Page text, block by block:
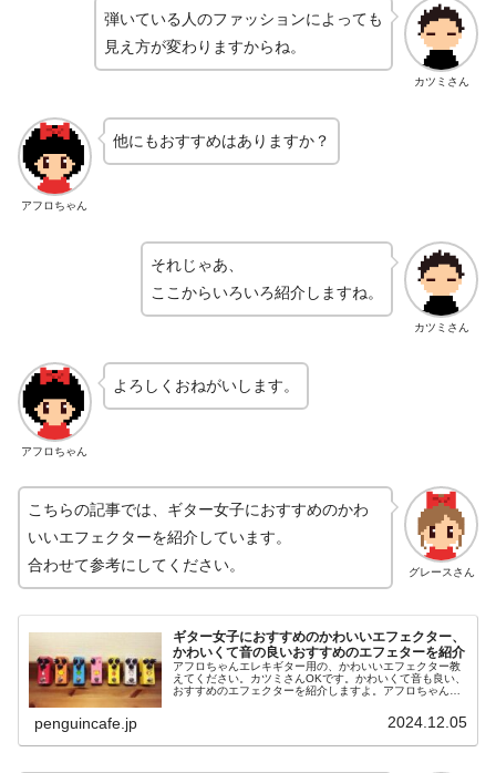
カツミさん
弾いている人のファッションによっても
見え方が変わりますからね。
アフロちゃん
他にもおすすめはありますか？
カツミさん
それじゃあ、
ここからいろいろ紹介しますね。
アフロちゃん
よろしくおねがいします。
グレースさん
こちらの記事では、ギター女子におすすめのかわ
いいエフェクターを紹介しています。
合わせて参考にしてください。
ギター女子におすすめのかわいいエフェクター、
かわいくて音の良いおすすめのエフェターを紹介
アフロちゃんエレキギター用の、かわいいエフェクター教
えてください。カツミさんOKです。かわいくて音も良い、
おすすめのエフェクターを紹介しますよ。アフロちゃんよ
penguincafe.jp 2024.12.05